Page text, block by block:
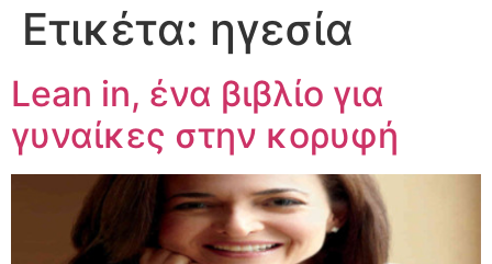
Ετικέτα: ηγεσία
Lean in, ένα βιβλίο για
γυναίκες στην κορυφή